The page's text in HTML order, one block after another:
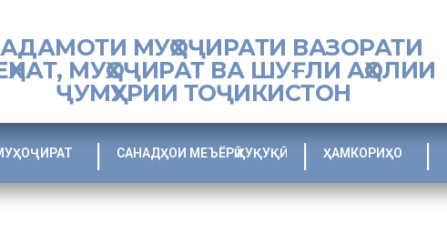
МУҲОҶИРАТИ ВАЗОРАТИ
МУҲОҶИРАТ ВА ШУҒЛИ АҲОЛИИ
ҶУМҲУРИИ ТОҶИКИСТОН
САНАДҲОИ МЕЪЁРӢ ҲУҚУҚӢ ҲАМКОРИҲО